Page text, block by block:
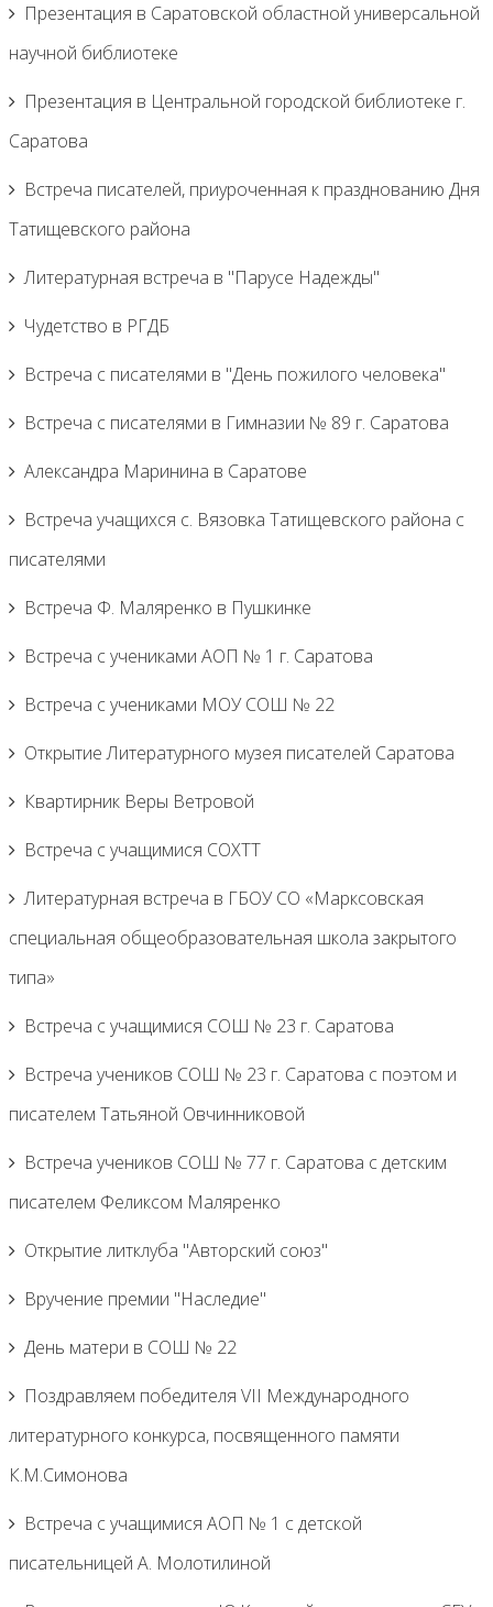
Презентация в Саратовской областной универсальной
научной библиотеке
Презентация в Центральной городской библиотеке г.
Саратова
Встреча писателей, приуроченная к празднованию Дня
Татищевского района
Литературная встреча в "Парусе Надежды"
Чудетство в РГДБ
Встреча с писателями в "День пожилого человека"
Встреча с писателями в Гимназии № 89 г. Саратова
Александра Маринина в Саратове
Встреча учащихся с. Вязовка Татищевского района с
писателями
Встреча Ф. Маляренко в Пушкинке
Встреча с учениками АОП № 1 г. Саратова
Встреча с учениками МОУ СОШ № 22
Открытие Литературного музея писателей Саратова
Квартирник Веры Ветровой
Встреча с учащимися СОХТТ
Литературная встреча в ГБОУ СО «Марксовская
специальная общеобразовательная школа закрытого
типа»
Встреча с учащимися СОШ № 23 г. Саратова
Встреча учеников СОШ № 23 г. Саратова с поэтом и
писателем Татьяной Овчинниковой
Встреча учеников СОШ № 77 г. Саратова с детским
писателем Феликсом Маляренко
Открытие литклуба "Авторский союз"
Вручение премии "Наследие"
День матери в СОШ № 22
Поздравляем победителя VII Международного
литературного конкурса, посвященного памяти
К.М.Симонова
Встреча с учащимися АОП № 1 с детской
писательницей А. Молотилиной